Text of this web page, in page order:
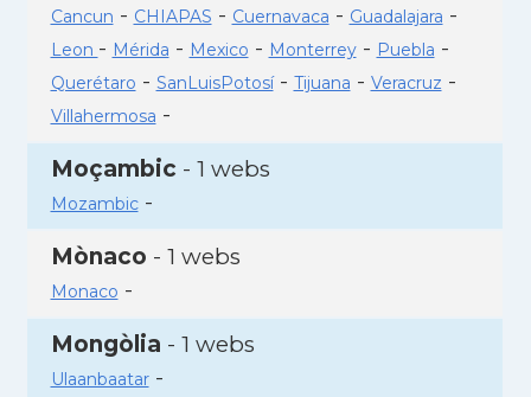
Cancun - CHIAPAS - Cuernavaca - Guadalajara -
Leon - Mérida - Mexico - Monterrey- Puebla -
Querétaro - SanLuisPotosí- Tijuana - Veracruz -
Villahermosa -
Moçambic - 1 webs
Mozambic-
Mònaco - 1 webs
Monaco -
Mongòlia - 1 webs
Ulaanbaatar-